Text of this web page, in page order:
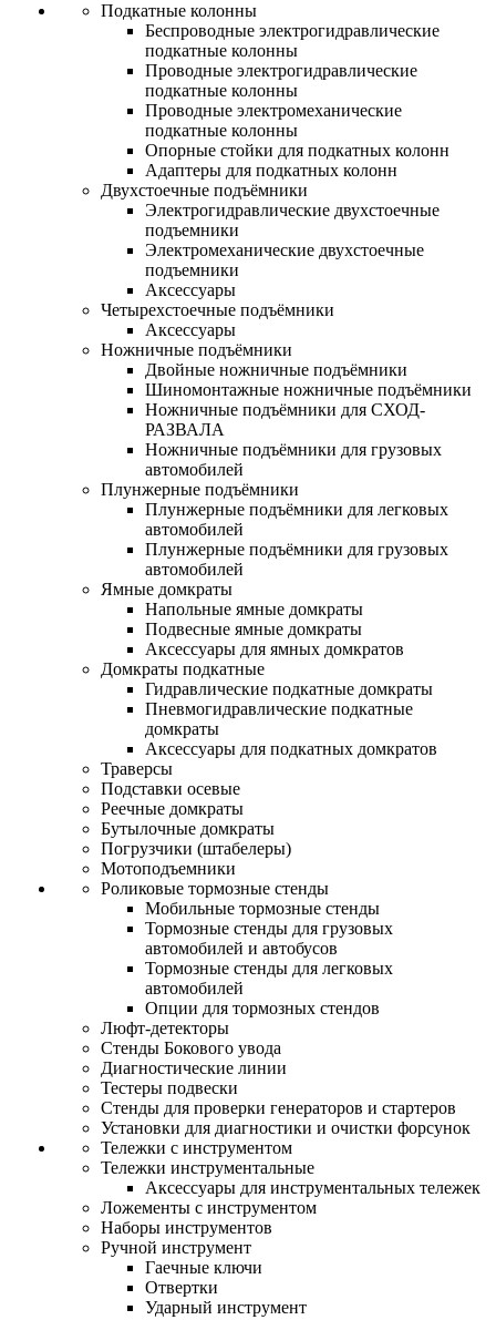
Подкатные колонны
Беспроводные электрогидравлические
подкатные колонны
Проводные электрогидравлические
подкатные колонны
Проводные электромеханические
подкатные колонны
Опорные стойки для подкатных колонн
Адаптеры для подкатных колонн
Двухстоечные подъёмники
Электрогидравлические двухстоечные
подъемники
Электромеханические двухстоечные
подъемники
Аксессуары
Четырехстоечные подъёмники
Аксессуары
Ножничные подъёмники
Двойные ножничные подъёмники
Шиномонтажные ножничные подъёмники
Ножничные подъёмники для СХОД-
РАЗВАЛА
Ножничные подъёмники для грузовых
автомобилей
Плунжерные подъёмники
Плунжерные подъёмники для легковых
автомобилей
Плунжерные подъёмники для грузовых
автомобилей
Ямные домкраты
Напольные ямные домкраты
Подвесные ямные домкраты
Аксессуары для ямных домкратов
Домкраты подкатные
Гидравлические подкатные домкраты
Пневмогидравлические подкатные
домкраты
Аксессуары для подкатных домкратов
Траверсы
Подставки осевые
Реечные домкраты
Бутылочные домкраты
Погрузчики (штабелеры)
Мотоподъемники
Роликовые тормозные стенды
Мобильные тормозные стенды
Тормозные стенды для грузовых
автомобилей и автобусов
Тормозные стенды для легковых
автомобилей
Опции для тормозных стендов
Люфт-детекторы
Стенды Бокового увода
Диагностические линии
Тестеры подвески
Стенды для проверки генераторов и стартеров
Установки для диагностики и очистки форсунок
Тележки с инструментом
Тележки инструментальные
Аксессуары для инструментальных тележек
Ложементы с инструментом
Наборы инструментов
Ручной инструмент
Гаечные ключи
Отвертки
Ударный инструмент